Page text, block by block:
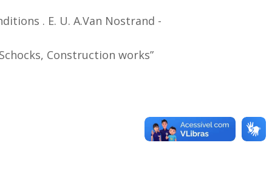
. E. U. A.Van Nostrand -
Construction works”